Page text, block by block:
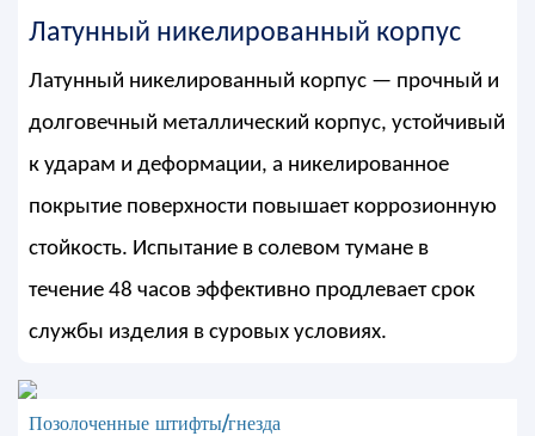
Латунный никелированный корпус
Латунный никелированный корпус — прочный и
долговечный металлический корпус, устойчивый
к ударам и деформации, а никелированное
покрытие поверхности повышает коррозионную
стойкость. Испытание в солевом тумане в
течение 48 часов эффективно продлевает срок
службы изделия в суровых условиях.
Позолоченные штифты/гнезда